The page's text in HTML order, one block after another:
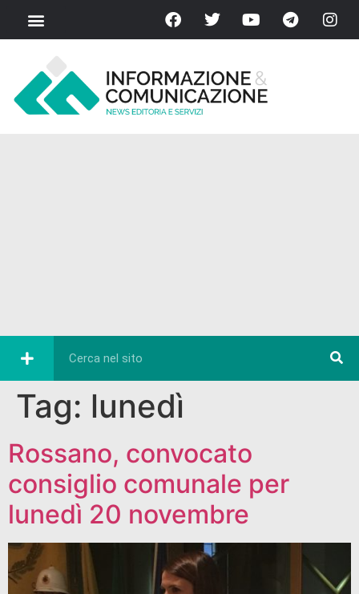
Tag: lunedì
Rossano, convocato
consiglio comunale per
lunedì 20 novembre